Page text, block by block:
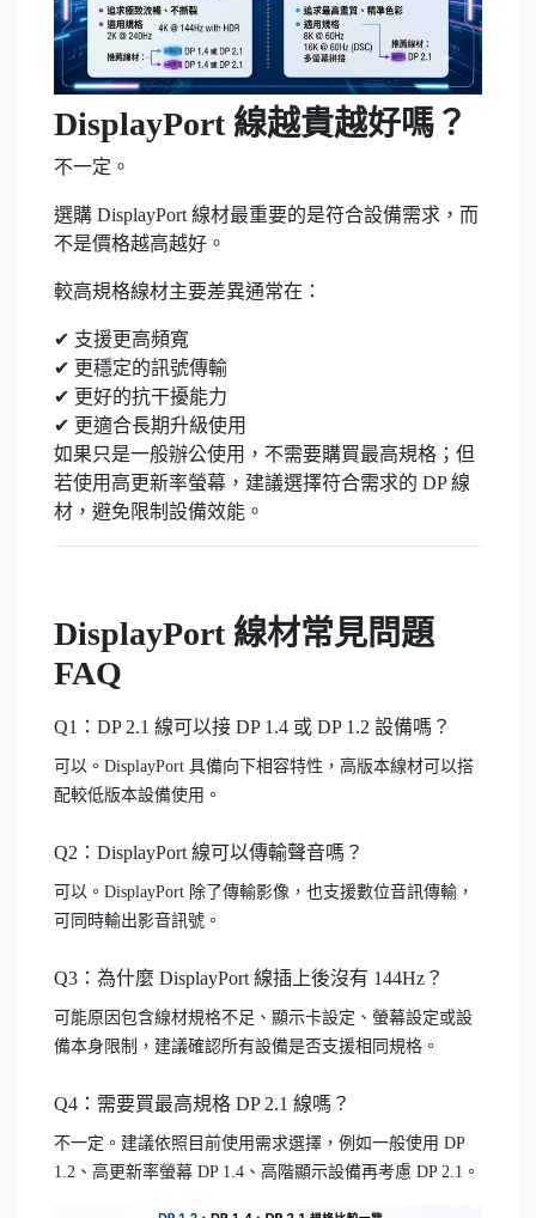
DisplayPort 線越貴越好嗎？
不一定。
選購 DisplayPort 線材最重要的是符合設備需求，而
不是價格越高越好。
較高規格線材主要差異通常在：
✔ 支援更高頻寬
✔ 更穩定的訊號傳輸
✔ 更好的抗干擾能力
✔ 更適合長期升級使用
如果只是一般辦公使用，不需要購買最高規格；但
若使用高更新率螢幕，建議選擇符合需求的 DP 線
材，避免限制設備效能。
DisplayPort 線材常見問題
FAQ
Q1：DP 2.1 線可以接 DP 1.4 或 DP 1.2 設備嗎？
可以。DisplayPort 具備向下相容特性，高版本線材可以搭
配較低版本設備使用。
Q2：DisplayPort 線可以傳輸聲音嗎？
可以。DisplayPort 除了傳輸影像，也支援數位音訊傳輸，
可同時輸出影音訊號。
Q3：為什麼 DisplayPort 線插上後沒有 144Hz？
可能原因包含線材規格不足、顯示卡設定、螢幕設定或設
備本身限制，建議確認所有設備是否支援相同規格。
Q4：需要買最高規格 DP 2.1 線嗎？
不一定。建議依照目前使用需求選擇，例如一般使用 DP
1.2、高更新率螢幕 DP 1.4、高階顯示設備再考慮 DP 2.1。